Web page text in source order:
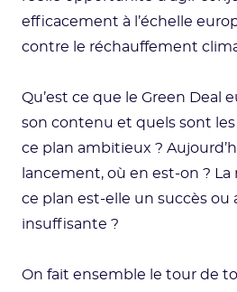
efficacement à l’échelle
contre le réchauffement
Qu’est ce que le Green Deal
son contenu et quels sont
ce plan ambitieux ?
lancement, où en est-on ?
ce plan est-elle un succès ou
insuffisante ?
On fait ensemble le tour de